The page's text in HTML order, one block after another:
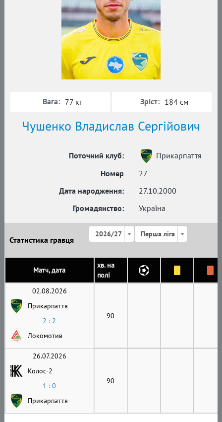
Чушенко Владислав Сергійович
Поточний клуб:
Прикарпаття
Номер
27
Дата народження:
27.10.2000
Громадянство:
Україна
Вага: 77 кг Зріст: 184 см
Статистика гравця
2026/27 Перша ліга
Матч, дата
хв. на
полі
02.08.2026
Прикарпаття
2 : 2
Локомотив
90
26.07.2026
Колос-2
1 : 0
Прикарпаття
90